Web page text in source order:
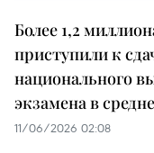
Более 1,2
приступили к
национального
экзамена в
11/06/2026 02:08